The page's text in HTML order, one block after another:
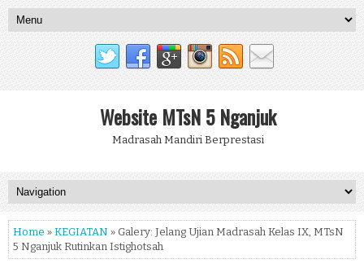
Website MTsN 5 Nganjuk
Madrasah Mandiri Berprestasi
Home » KEGIATAN » Galery: Jelang Ujian Madrasah Kelas IX, MTsN
5 Nganjuk Rutinkan Istighotsah